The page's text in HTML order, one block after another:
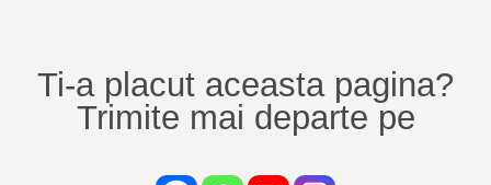
Ti-a placut aceasta pagina?
Trimite mai departe pe